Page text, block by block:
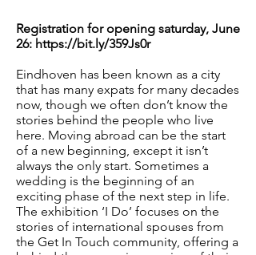
Registration for opening saturday, June
26: https://bit.ly/359Js0r
Eindhoven has been known as a city
that has many expats for many decades
now, though we often don’t know the
stories behind the people who live
here. Moving abroad can be the start
of a new beginning, except it isn’t
always the only start. Sometimes a
wedding is the beginning of an
exciting phase of the next step in life.
The exhibition ‘I Do’ focuses on the
stories of international spouses from
the Get In Touch community, offering a